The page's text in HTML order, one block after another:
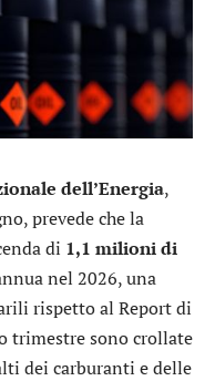
dell’Energia,
prevede che la
di 1,1 milioni di
nel 2026, una
rispetto al Report di
trimestre sono crollate
dei carburanti e delle